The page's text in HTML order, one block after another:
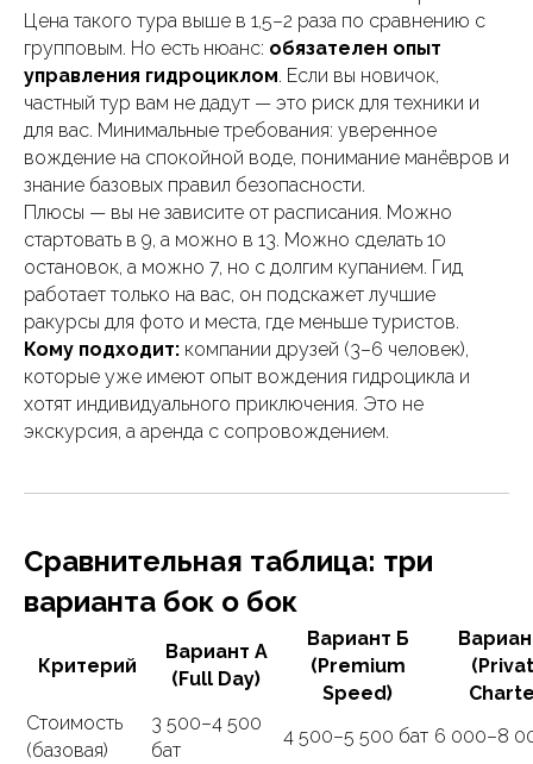
Цена такого тура выше в 1,5–2 раза по сравнению с
групповым. Но есть нюанс: обязателен опыт
управления гидроциклом. Если вы новичок,
частный тур вам не дадут — это риск для техники и
для вас. Минимальные требования: уверенное
вождение на спокойной воде, понимание манёвров и
знание базовых правил безопасности.
Плюсы — вы не зависите от расписания. Можно
стартовать в 9, а можно в 13. Можно сделать 10
остановок, а можно 7, но с долгим купанием. Гид
работает только на вас, он подскажет лучшие
ракурсы для фото и места, где меньше туристов.
Кому подходит: компании друзей (3–6 человек),
которые уже имеют опыт вождения гидроцикла и
хотят индивидуального приключения. Это не
экскурсия, а аренда с сопровождением.
Сравнительная таблица: три
варианта бок о бок
Критерий
Вариант А
(Full Day)
Вариант Б
(Premium
Speed)
Стоимость
(базовая)
3 500–4 500
бат
4 500–5 500 бат 6 000–8